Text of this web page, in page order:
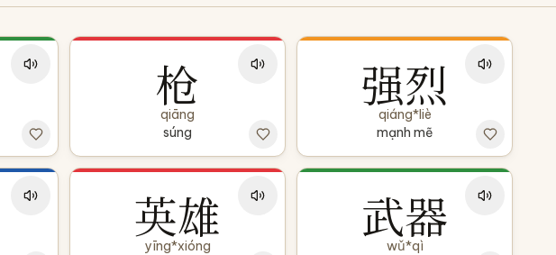
枪
qiāng
súng
强烈
qiáng*liè
mạnh mẽ
英雄
yīng*xióng
武器
wǔ*qì